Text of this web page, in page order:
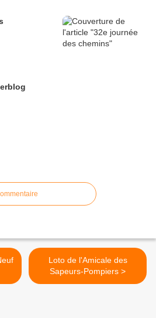
depuis Overblog
Loto de l'Amicale des
Sapeurs-Pompiers >